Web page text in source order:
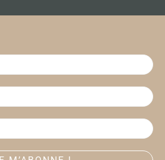
e
o
k
t
r
a
m